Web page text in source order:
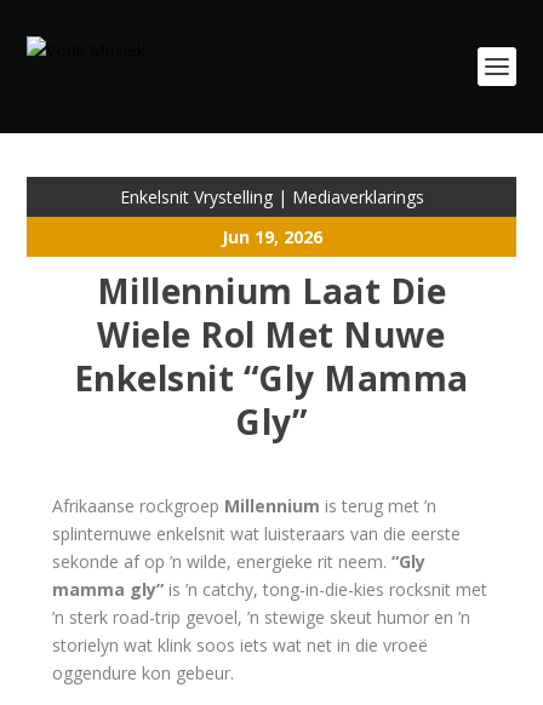
Enkelsnit Vrystelling| Mediaverklarings
Jun 19, 2026
Millennium Laat Die
Wiele Rol Met Nuwe
Enkelsnit “Gly Mamma
Gly”
Afrikaanse rockgroep Millennium is terug met ’n
splinternuwe enkelsnit wat luisteraars van die eerste
sekonde af op ’n wilde, energieke rit neem. “Gly
mamma gly”is ’n catchy, tong-in-die-kies rocksnit met
’n sterk road-trip gevoel, ’n stewige skeut humor en ’n
storielyn wat klink soos iets wat net in die vroeë
oggendure kon gebeur.